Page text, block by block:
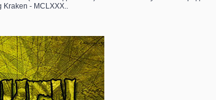
Kraken - MCLXXX..